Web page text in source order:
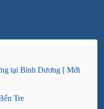
tại Bình Dương [ Mới
Tre